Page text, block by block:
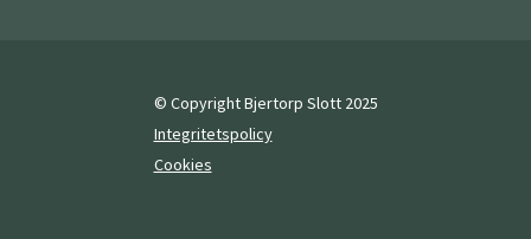
© Copyright Bjertorp Slott 2025
Integritetspolicy
Cookies